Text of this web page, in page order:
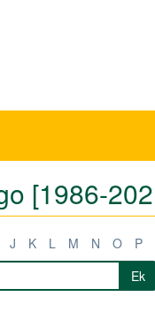
[1986-
J K L M N O P
Ek